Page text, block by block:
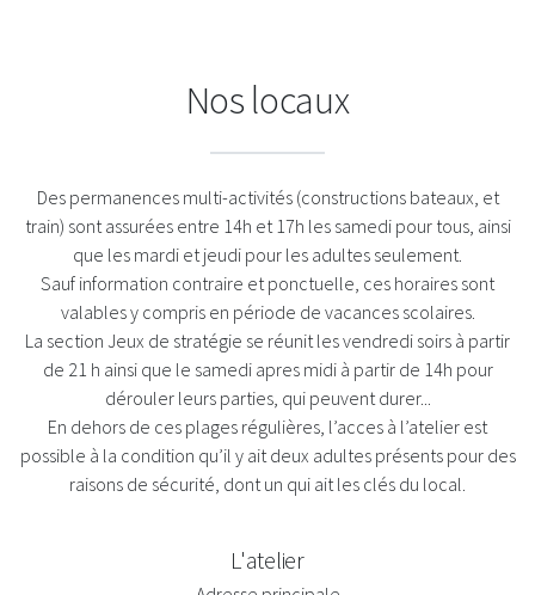
Nos locaux
Des permanences multi-activités (constructions bateaux, et
train) sont assurées entre 14h et 17h les samedi pour tous, ainsi
que les mardi et jeudi pour les adultes seulement.
Sauf information contraire et ponctuelle, ces horaires sont
valables y compris en période de vacances scolaires.
La section Jeux de stratégie se réunit les vendredi soirs à partir
de 21 h ainsi que le samedi apres midi à partir de 14h pour
dérouler leurs parties, qui peuvent durer...
En dehors de ces plages régulières, l’acces à l’atelier est
possible à la condition qu’il y ait deux adultes présents pour des
raisons de sécurité, dont un qui ait les clés du local.
L'atelier